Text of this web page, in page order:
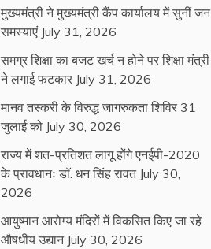
मुख्यमंत्री ने मुख्यमंत्री कैंप कार्यालय में सुनीं जन
समस्याएं July 31, 2026
समग्र शिक्षा का बजट खर्च न होने पर शिक्षा मंत्री
ने लगाई फटकार July 31, 2026
मानव तस्करी के विरुद्ध जागरुकता शिविर 31
जुलाई को July 30, 2026
राज्य में शत-प्रतिशत लागू होंगे एनईपी-2020
के प्रावधानः डाॅ. धन सिंह रावत July 30,
2026
आयुष्मान आरोग्य मंदिरों में विकसित किए जा रहे
औषधीय उद्यान July 30, 2026